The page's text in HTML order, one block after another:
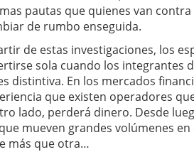
pautas que quienes van
de rumbo enseguida.
de estas investigaciones, los
sola cuando los integrantes
distintiva. En los mercados
que existen operadores
lado, perderá dinero. Desde
mueven grandes volúmenes
más que otra…